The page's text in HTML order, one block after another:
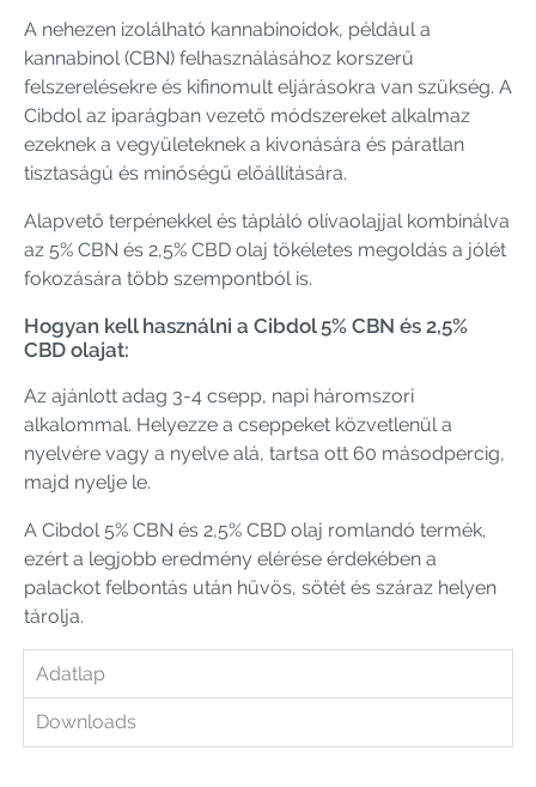
A nehezen izolálható kannabinoidok, például a
kannabinol (CBN) felhasználásához korszerű
felszerelésekre és kifinomult eljárásokra van szükség. A
Cibdol az iparágban vezető módszereket alkalmaz
ezeknek a vegyületeknek a kivonására és páratlan
tisztaságú és minőségű előállítására.
Alapvető terpénekkel és tápláló olívaolajjal kombinálva
az 5% CBN és 2,5% CBD olaj tökéletes megoldás a jólét
fokozására több szempontból is.
Hogyan kell használni a Cibdol 5% CBN és 2,5%
CBD olajat:
Az ajánlott adag 3-4 csepp, napi háromszori
alkalommal. Helyezze a cseppeket közvetlenül a
nyelvére vagy a nyelve alá, tartsa ott 60 másodpercig,
majd nyelje le.
A Cibdol 5% CBN és 2,5% CBD olaj romlandó termék,
ezért a legjobb eredmény elérése érdekében a
palackot felbontás után hűvös, sötét és száraz helyen
tárolja.
Adatlap
Downloads